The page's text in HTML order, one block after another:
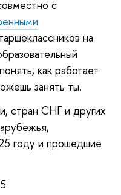
с
на
как работает
занять ты.
стран СНГ и других
году и прошедшие